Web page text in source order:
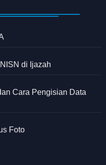
di Ijazah
Cara Pengisian Data
Foto